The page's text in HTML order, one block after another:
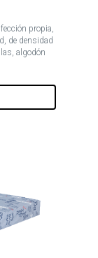
propia,
de densidad
algodón